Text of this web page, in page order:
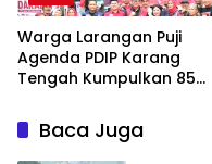
Warga Larangan Puji
Agenda PDIP Karang
Tengah Kumpulkan 85
Baca Juga